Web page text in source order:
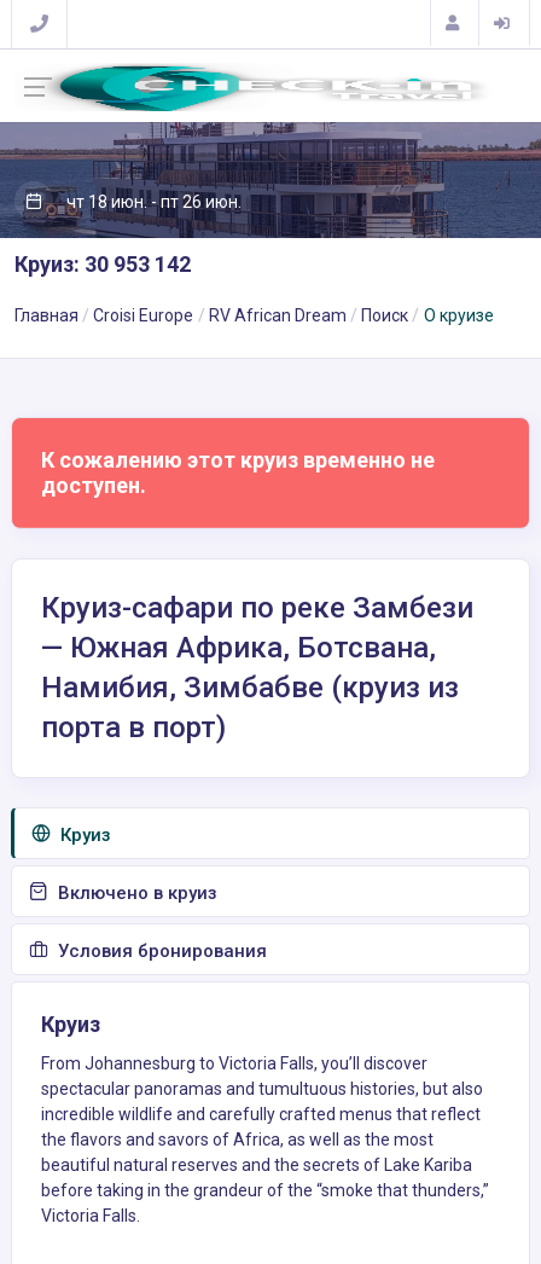
чт 18 июн. - пт 26 июн.
Круиз: 30 953 142
Главная Croisi Europe RV African Dream Поиск О круизе
К сожалению этот круиз временно не
доступен.
Круиз-сафари по реке Замбези
— Южная Африка, Ботсвана,
Намибия, Зимбабве (круиз из
порта в порт)
Круиз
Включено в круиз
Условия бронирования
Круиз
From Johannesburg to Victoria Falls, you’ll discover
spectacular panoramas and tumultuous histories, but also
incredible wildlife and carefully crafted menus that reflect
the flavors and savors of Africa, as well as the most
beautiful natural reserves and the secrets of Lake Kariba
before taking in the grandeur of the “smoke that thunders,”
Victoria Falls.